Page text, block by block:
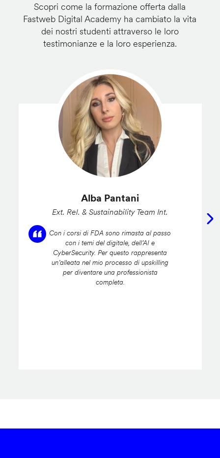
Scopri come la formazione offerta dalla
Fastweb Digital Academy ha cambiato la vita
dei nostri studenti attraverso le loro
testimonianze e la loro esperienza.
Alba Pantani
Ext. Rel. & Sustainability Team Int.
Con i corsi di FDA sono rimasta al passo
con i temi del digitale, dell’AI e
CyberSecurity. Per questo rappresenta
un’alleata nel mio processo di upskilling
per diventare una professionista
completa.